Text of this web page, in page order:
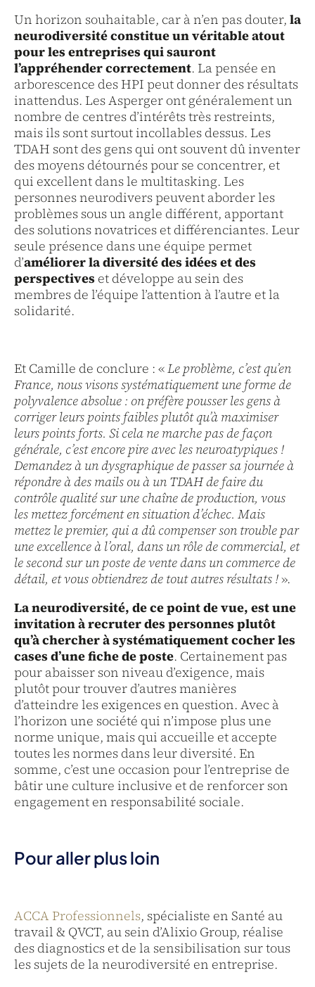
Un horizon souhaitable, car à n’en pas douter, la
neurodiversité constitue un véritable atout
pour les entreprises qui sauront
l’appréhender correctement. La pensée en
arborescence des HPI peut donner des résultats
inattendus. Les Asperger ont généralement un
nombre de centres d’intérêts très restreints,
mais ils sont surtout incollables dessus. Les
TDAH sont des gens qui ont souvent dû inventer
des moyens détournés pour se concentrer, et
qui excellent dans le multitasking. Les
personnes neurodivers peuvent aborder les
problèmes sous un angle différent, apportant
des solutions novatrices et différenciantes. Leur
seule présence dans une équipe permet
d’améliorer la diversité des idées et des
perspectives et développe au sein des
membres de l’équipe l’attention à l’autre et la
solidarité.
Et Camille de conclure : «Le problème, c’est qu’en
France, nous visons systématiquement une forme de
polyvalence absolue : on préfère pousser les gens à
corriger leurs points faibles plutôt qu’à maximiser
leurs points forts. Si cela ne marche pas de façon
générale, c’est encore pire avec les neuroatypiques !
Demandez à un dysgraphique de passer sa journée à
répondre à des mails ou à un TDAH de faire du
contrôle qualité sur une chaîne de production, vous
les mettez forcément en situation d’échec. Mais
mettez le premier, qui a dû compenser son trouble par
une excellence à l’oral, dans un rôle de commercial, et
le second sur un poste de vente dans un commerce de
détail, et vous obtiendrez de tout autres résultats !».
La neurodiversité, de ce point de vue, est une
invitation à recruter des personnes plutôt
qu’à chercher à systématiquement cocher les
cases d’une fiche de poste. Certainement pas
pour abaisser son niveau d’exigence, mais
plutôt pour trouver d’autres manières
d’atteindre les exigences en question. Avec à
l’horizon une société qui n’impose plus une
norme unique, mais qui accueille et accepte
toutes les normes dans leur diversité. En
somme, c’est une occasion pour l’entreprise de
bâtir une culture inclusive et de renforcer son
engagement en responsabilité sociale.
Pour aller plus loin
ACCA Professionnels, spécialiste en Santé au
travail & QVCT, au sein d’Alixio Group, réalise
des diagnostics et de la sensibilisation sur tous
les sujets de la neurodiversité en entreprise.